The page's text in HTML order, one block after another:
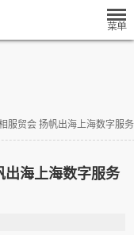
服贸会 扬帆出海上海数字服
出海上海数字服务